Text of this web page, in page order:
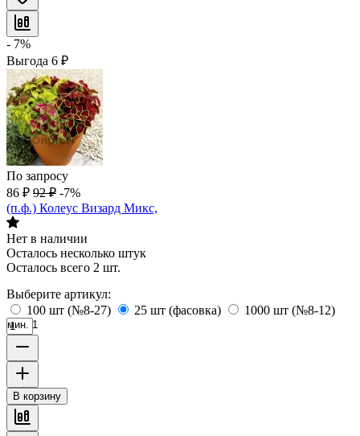
- 7%
Выгода 6 ₽
По запросу
86 ₽ 92 ₽ -7%
(п.ф.) Колеус Визард Микс,
Нет в наличии
Осталось несколько штук
Осталось всего 2 шт.
Выберите артикул:
100 шт (№8-27)
25 шт (фасовка) 1000 шт (№8-12)
мин. 1
В корзину